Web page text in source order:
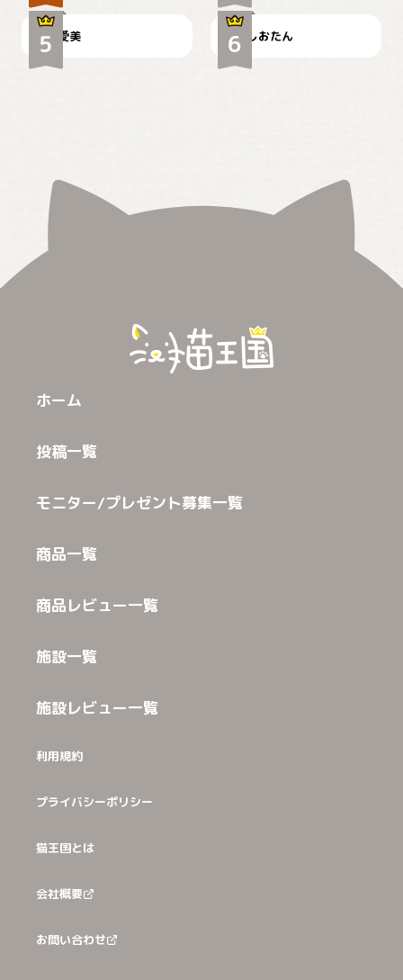
爱美 しおたん
ホーム
投稿一覧
モニター/プレゼント募集一覧
商品一覧
商品レビュー一覧
施設一覧
施設レビュー一覧
利用規約
プライバシーポリシー
猫王国とは
会社概要
お問い合わせ